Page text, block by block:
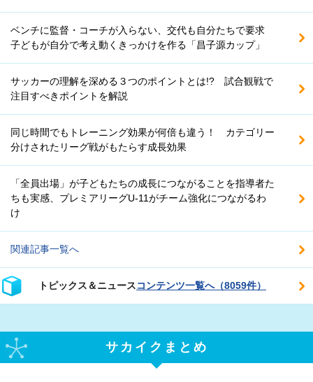
ベンチに監督・コーチが入らない、交代も自分たちで要求
子どもが自分で考え動くきっかけを作る「昌子源カップ」
サッカーの理解を深める３つのポイントとは!? 試合観戦で
注目すべきポイントを解説
同じ時間でもトレーニング効果が何倍も違う！ カテゴリー
分けされたリーグ戦がもたらす成長効果
「全員出場」が子どもたちの成長につながることを指導者た
ちも実感、プレミアリーグU-11がチーム強化につながるわ
け
関連記事一覧へ
トピックス＆ニュースコンテンツ一覧へ（8059件）
サカイクまとめ